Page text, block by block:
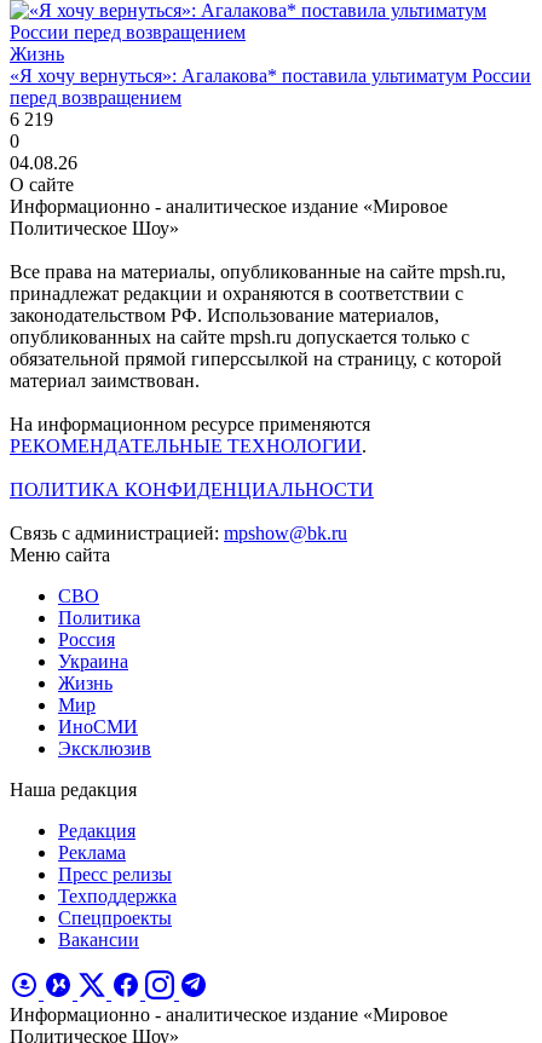
Жизнь
«Я хочу вернуться»: Агалакова* поставила ультиматум России
перед возвращением
6 219
0
04.08.26
О сайте
Информационно - аналитическое издание «Мировое
Политическое Шоу»
Все права на материалы, опубликованные на сайте mpsh.ru,
принадлежат редакции и охраняются в соответствии с
законодательством РФ. Использование материалов,
опубликованных на сайте mpsh.ru допускается только с
обязательной прямой гиперссылкой на страницу, с которой
материал заимствован.
На информационном ресурсе применяются
РЕКОМЕНДАТЕЛЬНЫЕ ТЕХНОЛОГИИ.
ПОЛИТИКА КОНФИДЕНЦИАЛЬНОСТИ
Связь с администрацией: mpshow@bk.ru
Меню сайта
СВО
Политика
Россия
Украина
Жизнь
Мир
ИноСМИ
Эксклюзив
Наша редакция
Редакция
Реклама
Пресс релизы
Техподдержка
Спецпроекты
Вакансии
Информационно - аналитическое издание «Мировое
Политическое Шоу»